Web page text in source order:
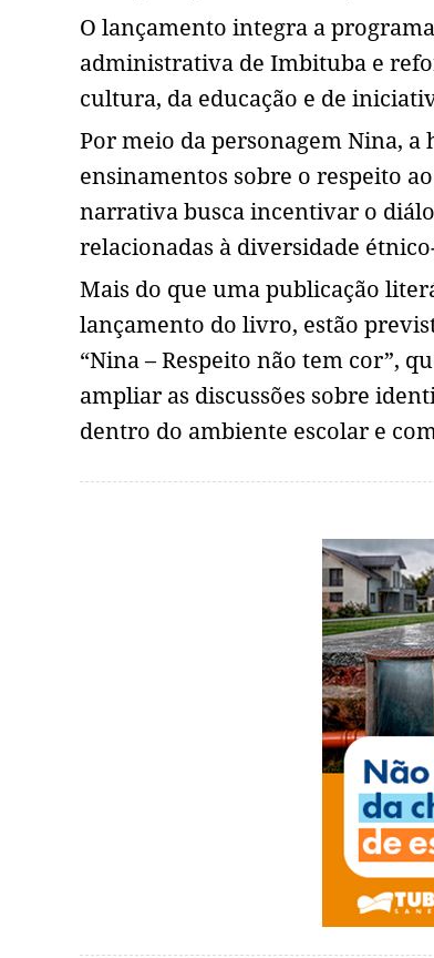
O lançamento integra a
administrativa de Imbituba e
cultura, da educação e de
Por meio da personagem Nina,
ensinamentos sobre o respeito
narrativa busca incentivar o
relacionadas à diversidade
Mais do que uma publicação
lançamento do livro, estão
“Nina – Respeito não tem cor”,
ampliar as discussões sobre
dentro do ambiente escolar e